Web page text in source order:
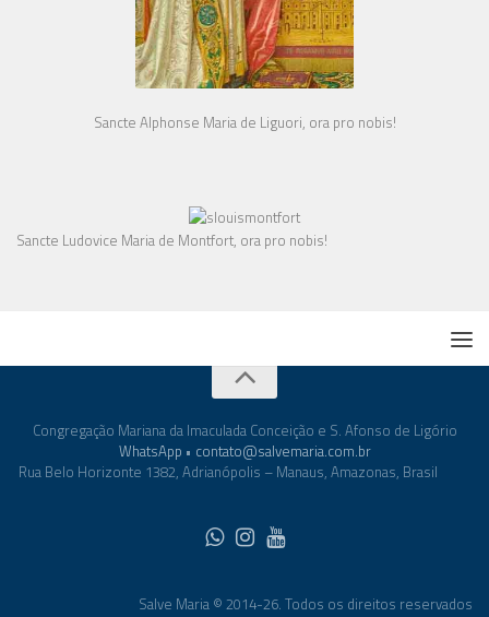
Sancte Alphonse Maria de Liguori, ora pro nobis!
Sancte Ludovice Maria de Montfort, ora pro nobis!
Congregação Mariana da Imaculada Conceição e S. Afonso de Ligório
WhatsApp • contato@salvemaria.com.br
Rua Belo Horizonte 1382, Adrianópolis – Manaus, Amazonas, Brasil
Salve Maria © 2014-26. Todos os direitos reservados